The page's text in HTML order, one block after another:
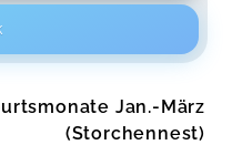
Jan.-März
(Storchennest)